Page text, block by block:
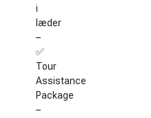
i
læder
–
✅
Tour
Assistance
Package
–